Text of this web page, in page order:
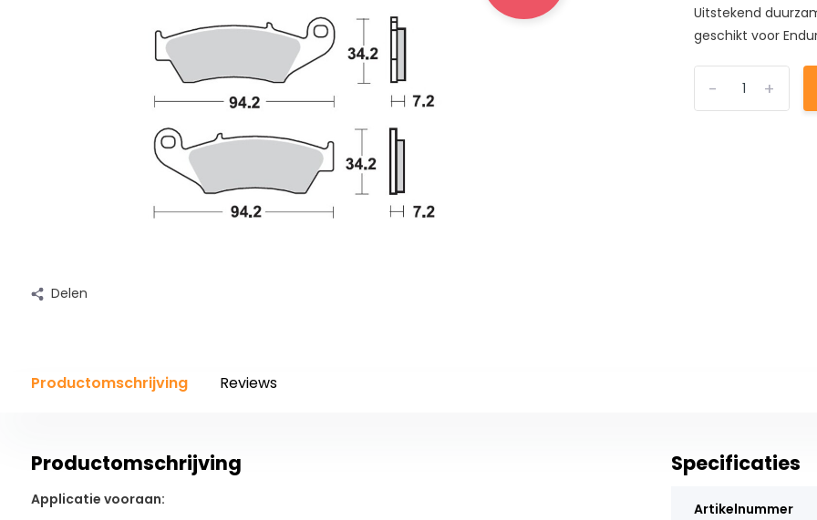
Delen
Uitstekend
geschikt voor
+
-
Productomschrijving Reviews
Productomschrijving
Applicatie vooraan:
Specificaties
Artikelnummer